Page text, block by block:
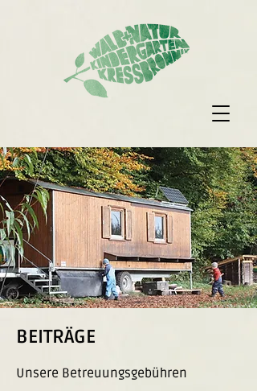
BEITRÄGE
Unsere Betreuungsgebühren